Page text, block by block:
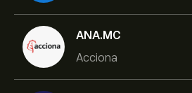
ANA.MC
Acciona